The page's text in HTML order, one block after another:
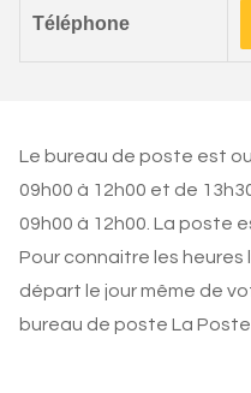
Téléphone
Le bureau de poste est
09h00 à 12h00 et de
09h00 à 12h00. La poste
Pour connaitre les
départ le jour même de
bureau de poste La